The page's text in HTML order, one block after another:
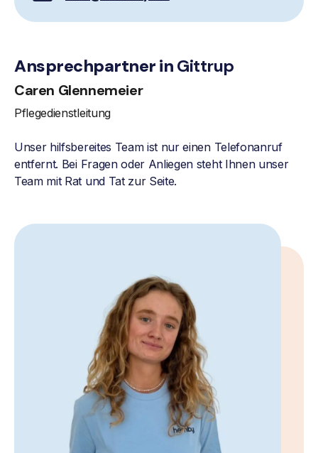
Ansprechpartner in Gittrup
Caren Glennemeier
Pflegedienstleitung
Unser hilfsbereites Team ist nur einen Telefonanruf
entfernt. Bei Fragen oder Anliegen steht Ihnen unser
Team mit Rat und Tat zur Seite.